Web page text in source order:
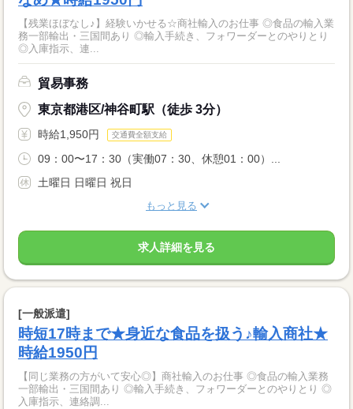
【残業ほぼなし♪】経験いかせる☆商社輸入のお仕事 ◎食品の輸入業
務一部輸出・三国間あり ◎輸入手続き、フォワーダーとのやりとり
◎入庫指示、連...
貿易事務
東京都港区/神谷町駅（徒歩 3分）
時給1,950円 交通費全額支給
09：00〜17：30（実働07：30、休憩01：00）...
土曜日 日曜日 祝日
もっと見る
求人詳細を見る
[一般派遣]
時短17時まで★身近な食品を扱う♪輸入商社★
時給1950円
【同じ業務の方がいて安心◎】商社輸入のお仕事 ◎食品の輸入業務
一部輸出・三国間あり ◎輸入手続き、フォワーダーとのやりとり ◎
入庫指示、連絡調...